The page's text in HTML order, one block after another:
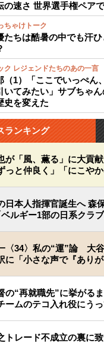
の速さ 世界選手権ペア
ちゃけトーク
たちは酷暑の中でも汗
ク レジェンドたちのあの一言
（1）「ここでいっぺん
いてみたい」サブちゃ
史を変えた
ランキング
が「風、薫る」に大貢
っと仲良く」「にこや
日本人指揮官誕生へ 森
ルギー1部の日系クラ
〈34〉私の“運”論 大
に「小さな声で『ありが
の“再就職先”に挙がる
ームのテコ入れ役にう
トレード不成立の裏に